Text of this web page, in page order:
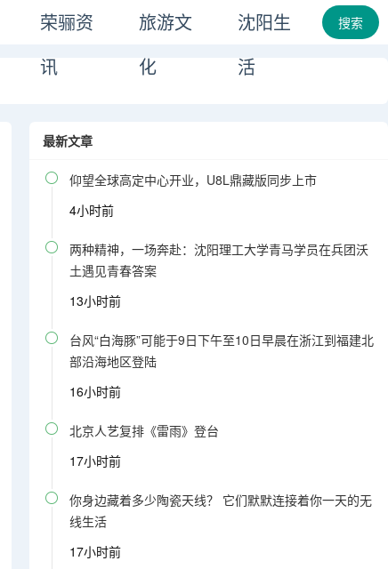
荣骊资
讯
旅游文
化
沈阳生
活
搜索
最新文章

仰望全球高定中心开业，U8L鼎藏版同步上市
4小时前

两种精神，一场奔赴：沈阳理工大学青马学员在兵团沃
土遇见青春答案
13小时前

台风“白海豚”可能于9日下午至10日早晨在浙江到福建北
部沿海地区登陆
16小时前

北京人艺复排《雷雨》登台
17小时前

你身边藏着多少陶瓷天线？ 它们默默连接着你一天的无
线生活
17小时前